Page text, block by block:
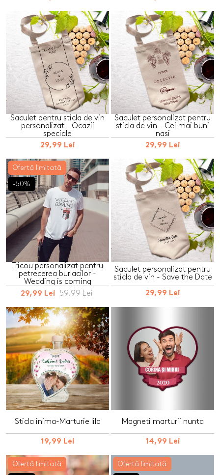
Saculet pentru sticla de vin
personalizat - Ocazii
speciale
29,99 Lei
Saculet personalizat pentru
sticla de vin - Cei mai buni
nasi
29,99 Lei
Ofertă limitată
-50%
Tricou personalizat pentru
petrecerea burlacilor -
Wedding is coming
29,99 Lei 59,99 Lei
Saculet personalizat pentru
sticla de vin - Save the Date
29,99 Lei
Sticla inima-Marturie lila
19,99 Lei
Magneti marturii nunta
14,99 Lei
Ofertă limitată Ofertă limitată